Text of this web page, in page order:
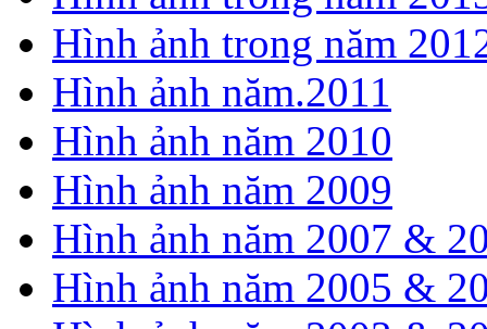
Hình ảnh trong năm
Hình ảnh năm.2011
Hình ảnh năm 2010
Hình ảnh năm 2009
Hình ảnh năm 2007 &
Hình ảnh năm 2005 &